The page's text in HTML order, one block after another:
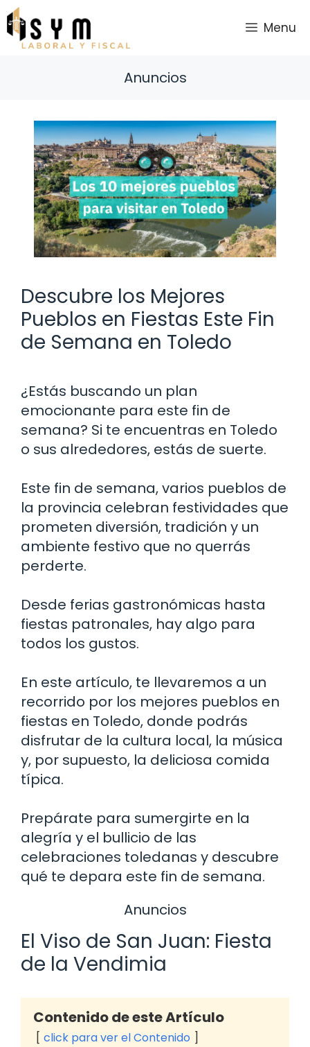
Saltar
al
contenido
Menu
Anuncios
Descubre los Mejores
Pueblos en Fiestas Este Fin
de Semana en Toledo
¿Estás buscando un plan
emocionante para este fin de
semana? Si te encuentras en Toledo
o sus alrededores, estás de suerte.
Este fin de semana, varios pueblos de
la provincia celebran festividades que
prometen diversión, tradición y un
ambiente festivo que no querrás
perderte.
Desde ferias gastronómicas hasta
fiestas patronales, hay algo para
todos los gustos.
En este artículo, te llevaremos a un
recorrido por los mejores pueblos en
fiestas en Toledo, donde podrás
disfrutar de la cultura local, la música
y, por supuesto, la deliciosa comida
típica.
Prepárate para sumergirte en la
alegría y el bullicio de las
celebraciones toledanas y descubre
qué te depara este fin de semana.
Anuncios
El Viso de San Juan: Fiesta
de la Vendimia
Contenido de este Artículo
click para ver el Contenido